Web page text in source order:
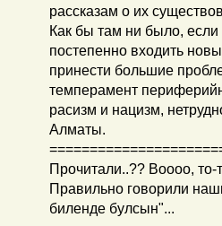
рассказам о их
Как бы там ни было, если
постепенно входить
принести большие
темперамент
расизм и нацизм,
Алматы.
Прочитали..?? Воооо,
Правильно говорили
биленде булсын"...